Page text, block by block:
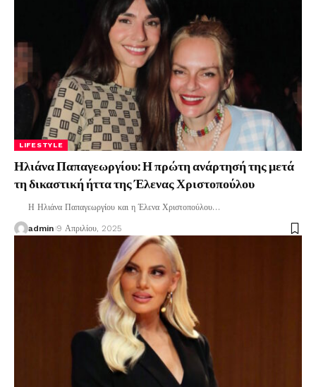
LIFESTYLE
Ηλιάνα Παπαγεωργίου: Η πρώτη ανάρτησή της μετά
τη δικαστική ήττα της Έλενας Χριστοπούλου
Η Ηλιάνα Παπαγεωργίου και η Έλενα Χριστοπούλου…
admin 9 Απριλίου, 2025